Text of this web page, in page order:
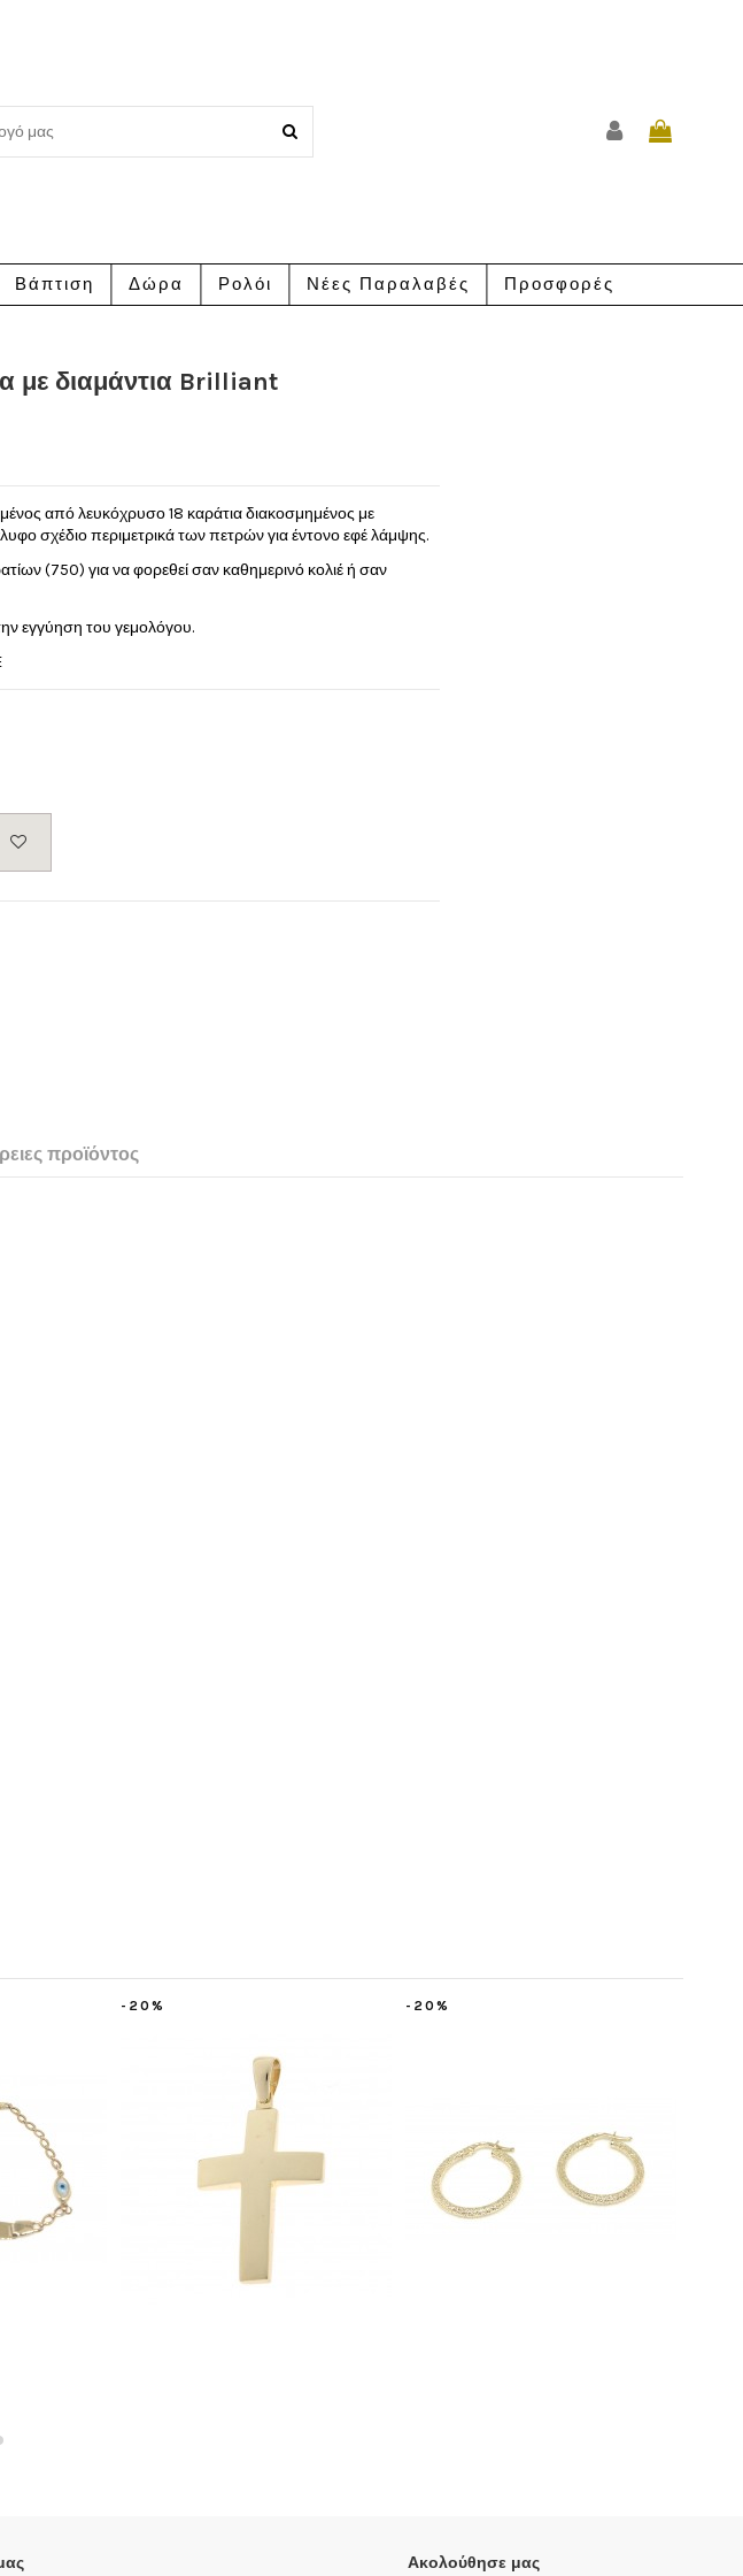
Βάπτιση Δώρα Ρολόι Νέες Παραλαβές Προσφορές
με διαμάντια Brilliant
από λευκόχρυσο 18 καράτια διακοσμημένος με
σχέδιο περιμετρικά των πετρών για έντονο εφέ λάμψης.
(750) για να φορεθεί σαν καθημερινό κολιέ ή σαν
εγγύηση του γεμολόγου.
προϊόντος
Ακολούθησε μας